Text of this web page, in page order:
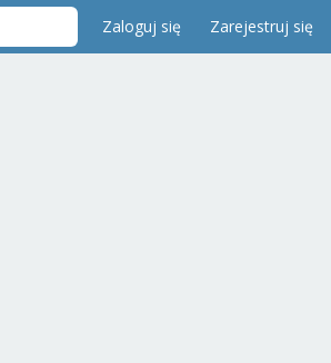
Zaloguj się Zarejestruj się